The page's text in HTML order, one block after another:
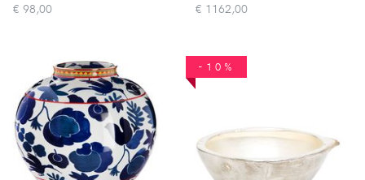
€ 98,00 € 1162,00
-10%